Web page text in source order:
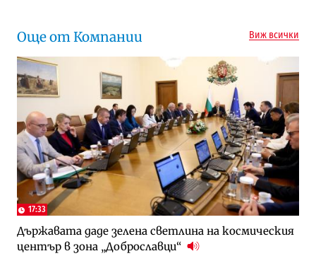
Още от Компании Виж всички
17:33
Държавата даде зелена светлина на космическия
център в зона „Доброславци“